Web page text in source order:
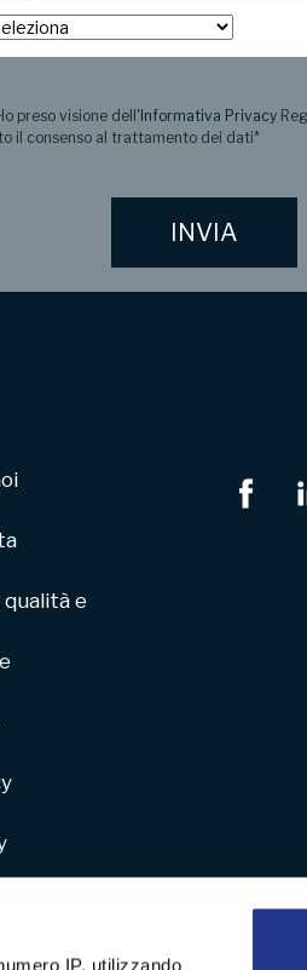
IP, utilizzando
preso visione dell 'Informativa Privacy
il consenso al trattamento dei dati*
qualità e